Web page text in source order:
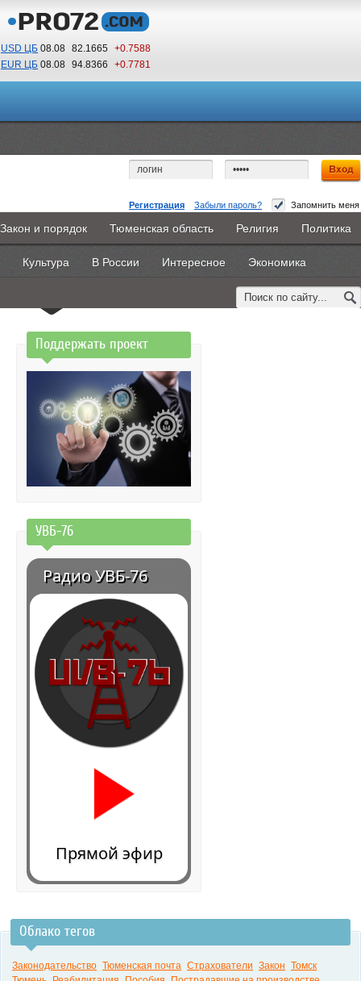
USD ЦБ 08.08 82.1665 +0.7588
EUR ЦБ 08.08 94.8366 +0.7781
11 16
По Гринвичу (GMT +5)
Регистрация Забыли пароль? Запомнить меня
Главная Новости Объявления КНИГИ ВестиNet
Каталоги 9PS Прочее
Закон и порядок Тюменская область Религия Политика
Культура В России Интересное Экономика
Доступ запрещен
Вы не имеете доступа к этой странице.
Возможно, Вам необходимо оформить подписку,
обратитесь к администрации сайта.
Поддержать проект
УВБ-76
Радио УВБ-76
Прямой эфир
Облако тегов
Законодательство Тюменская почта Страхователи Закон Томск